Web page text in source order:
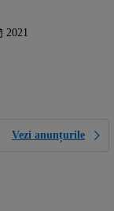
2021
Vezi anunțurile